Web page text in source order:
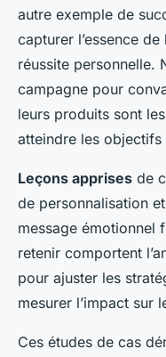
autre exemple de
capturer l’essence
réussite personnelle.
campagne pour
leurs produits sont
atteindre les
Leçons apprises de
de personnalisation
message émotionnel
retenir comportent
pour ajuster les
mesurer l’impact sur
Ces études de cas